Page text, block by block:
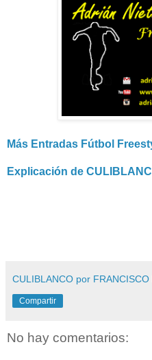
Más Entradas Fútbol
Explicación de
CULIBLANCO por FRANCISCO
Compartir
No hay comentarios: